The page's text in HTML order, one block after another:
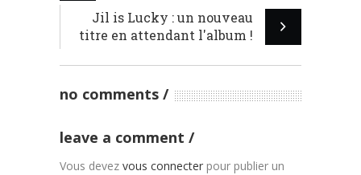
Jil is Lucky : un nouveau
titre en attendant l'album !
no comments
leave a comment
Vous devez vous connecter pour publier un